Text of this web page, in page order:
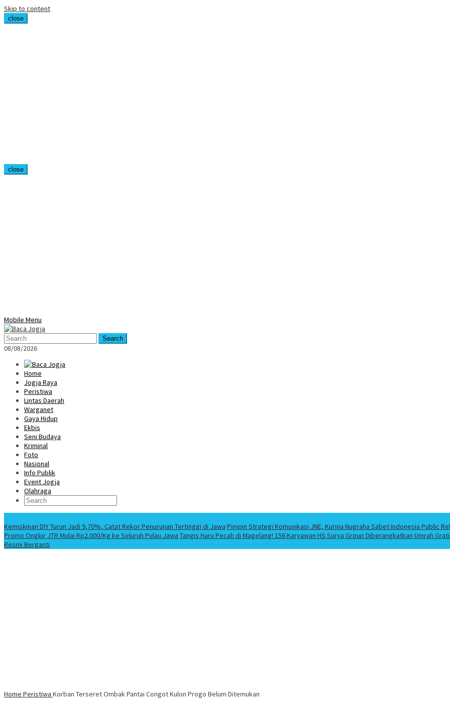
Skip to content
close
close
Mobile Menu
Search
08/08/2026
Home
Jogja Raya
Peristiwa
Lintas Daerah
Warganet
Gaya Hidup
Ekbis
Seni Budaya
Kriminal
Foto
Nasional
Info Publik
Event Jogja
Olahraga
Kemiskinan DIY Turun Jadi 9,70%, Catat Rekor Penurunan Tertinggi di Jawa Pimpin Strategi Komunikasi JNE, Kurnia Nugraha Sabet Indonesia Public
Promo Ongkir JTR Mulai Rp2.000/Kg ke Seluruh Pulau Jawa Tangis Haru Pecah di Magelang! 156 Karyawan HS Surya Group Diberangkatkan Umrah
Resmi Berganti
Home Peristiwa Korban Terseret Ombak Pantai Congot Kulon Progo Belum Ditemukan